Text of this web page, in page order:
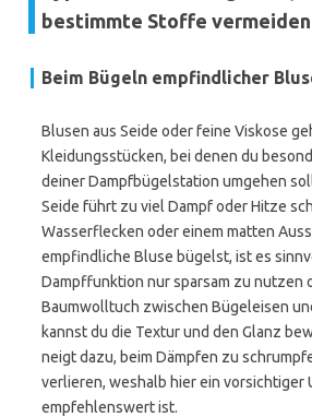
bestimmte Stoffe
Beim Bügeln empfindlicher
Blusen aus Seide oder feine Viskose
Kleidungsstücken, bei denen du
deiner Dampfbügelstation umgehen
Seide führt zu viel Dampf oder Hitze
Wasserflecken oder einem matten
empfindliche Bluse bügelst, ist es
Dampffunktion nur sparsam zu nutzen
Baumwolltuch zwischen Bügeleisen
kannst du die Textur und den Glanz
neigt dazu, beim Dämpfen zu
verlieren, weshalb hier ein vorsichtiger
empfehlenswert ist.